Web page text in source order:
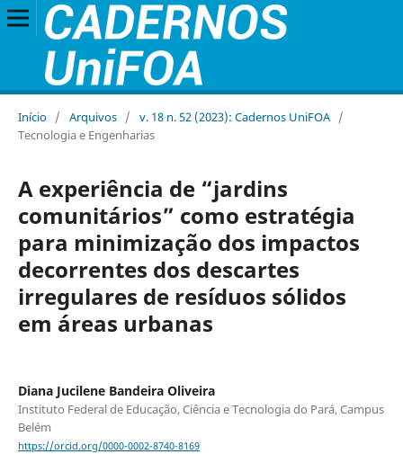
Início / Arquivos / v. 18 n. 52 (2023): Cadernos UniFOA /
Tecnologia e Engenharias
A experiência de “jardins
comunitários” como estratégia
para minimização dos impactos
decorrentes dos descartes
irregulares de resíduos sólidos
em áreas urbanas
Diana Jucilene Bandeira Oliveira
Instituto Federal de Educação, Ciência e Tecnologia do Pará, Campus
Belém
https://orcid.org/0000-0002-8740-8169